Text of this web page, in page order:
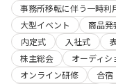
事務所移転に伴う一時利
大型イベント
商品発
内定式
入社式
株主総会
オーディシ
オンライン研修
合宿